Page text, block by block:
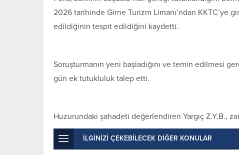
2026 tarihinde Girne Turizm Limanı’ndan KKTC’ye
edildiğinin tespit edildiğini kaydetti.
Soruşturmanın yeni başladığını ve temin edilmesi
gün ek tutukluluk talep etti.
Huzurundaki şahadeti değerlendiren Yargıç Z.Y.B.,
İLGİNİZİ ÇEKEBİLECEK DİĞER KONULAR